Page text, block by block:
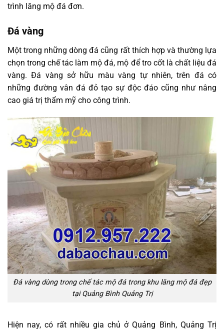
trình lăng mộ đá đơn.
Đá vàng
Một trong những dòng đá cũng rất thích hợp và thường lựa
chọn trong chế tác làm mộ đá, mộ để tro cốt là chất liệu đá
vàng. Đá vàng sở hữu màu vàng tự nhiên, trên đá có
những đường vân đá đỏ tạo sự độc đáo cũng như nâng
cao giá trị thẩm mỹ cho công trình.
Đá vàng dùng trong chế tác mộ đá trong khu lăng mộ đá đẹp
tại Quảng Bình Quảng Trị
Hiện nay, có rất nhiều gia chủ ở Quảng Bình, Quảng Trị